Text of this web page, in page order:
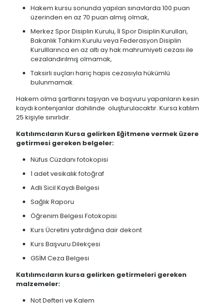
Hakem kursu sonunda yapılan sınavlarda 100 puan
üzerinden en az 70 puan almış olmak,
Merkez Spor Disiplin Kurulu, İl Spor Disiplin Kurulları,
Bakanlık Tahkim Kurulu veya Federasyon Disiplin
Kurulllarınca en az altı ay hak mahrumiyeti cezası ile
cezalandırılmış olmamak,
Taksirli suçları hariç hapis cezasıyla hükümlü
bulunmamak.
Hakem olma şartlarını taşıyan ve başvuru yapanların kesin
kaydı kontenjanlar dahilinde oluşturulacaktır. Kursa katılım
25 kişiyle sınırlıdır.
Katılımcıların Kursa gelirken Eğitmene vermek üzere
getirmesi gereken belgeler:
Nüfus Cüzdanı fotokopisi
1 adet vesikalık fotoğraf
Adli Sicil Kaydı Belgesi
Sağlık Raporu
Öğrenim Belgesi Fotokopisi
Kurs Ücretini yatırdığına dair dekont
Kurs Başvuru Dilekçesi
GSİM Ceza Belgesi
Katılımcıların kursa gelirken getirmeleri gereken
malzemeler:
Not Defteri ve Kalem